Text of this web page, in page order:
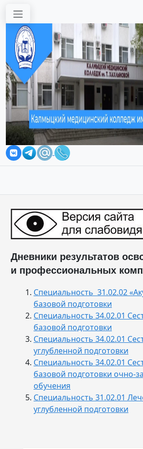
Дневники результатов
и профессиональных
Специальность 31.02.02
базовой подготовки
Специальность 34.02.01
базовой подготовки
Специальность 34.02.01
углубленной подготовки
Специальность 34.02.01
базовой подготовки очно-
обучения
Специальность 31.02.01
углубленной подготовки